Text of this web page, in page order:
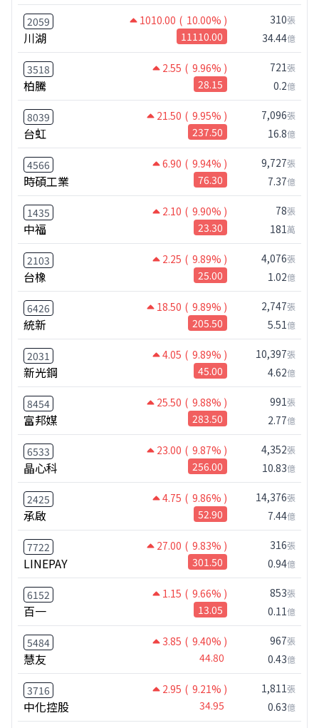
2059 1010.00 ( 10.00% )
川湖 11110.00
310張
34.44億
3518 2.55 ( 9.96% )
柏騰 28.15
721張
0.2億
8039 21.50 ( 9.95% )
台虹 237.50
7,096張
16.8億
4566 6.90 ( 9.94% )
時碩工業 76.30
9,727張
7.37億
1435 2.10 ( 9.90% )
中福 23.30
78張
181萬
2103 2.25 ( 9.89% )
台橡 25.00
4,076張
1.02億
6426 18.50 ( 9.89% )
統新 205.50
2,747張
5.51億
2031 4.05 ( 9.89% )
新光鋼 45.00
10,397張
4.62億
8454 25.50 ( 9.88% )
富邦媒 283.50
991張
2.77億
6533 23.00 ( 9.87% )
晶心科 256.00
4,352張
10.83億
2425 4.75 ( 9.86% )
承啟 52.90
14,376張
7.44億
7722 27.00 ( 9.83% )
LINEPAY 301.50
316張
0.94億
6152 1.15 ( 9.66% )
百一 13.05
853張
0.11億
5484 3.85 ( 9.40% )
慧友 44.80
967張
0.43億
3716 2.95 ( 9.21% )
中化控股 34.95
1,811張
0.63億